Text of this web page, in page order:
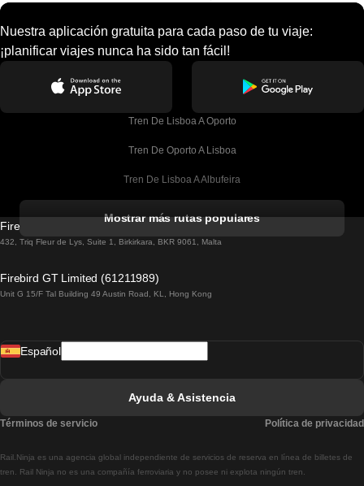
Nuestra aplicación gratuita para cada paso de tu viaje:
¡planificar viajes nunca ha sido tan fácil!
Tren De Lisboa A Oporto
Tren De Oporto A Lisboa
Tren De Lisboa A Albufeira
Tren De Lisboa A Lagos
Tren De Lisboa A Madrid
Tren De Lisboa A Braga
Mostrar más rutas populares
Firebird GT Limited (OC 1451)
432, Triq Fleur de Lys, Suite 1, Birkirkara, BKR 9061, Malta
Firebird GT Limited (61211989)
Unit G 15/F Tal Building 49 Austin Road, KL, Hong Kong
Rail.Ninja es una agencia global independiente de servicios de reserva en línea de billetes de
tren. Rail Ninja no es una compañía ferroviaria y no posee ni explota ningún tren.
Español
Ayuda & Asistencia
Términos de servicio Política de privacidad